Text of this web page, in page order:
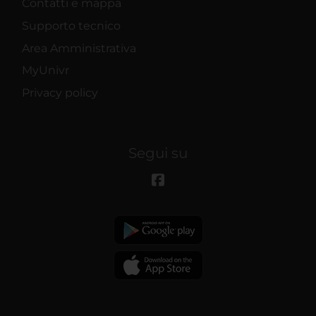
Contatti e mappa
Supporto tecnico
Area Amministrativa
MyUnivr
Privacy policy
Segui su